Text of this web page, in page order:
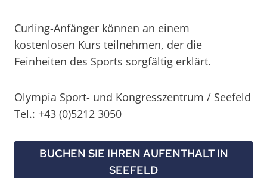
Curling-Anfänger können an einem
kostenlosen Kurs teilnehmen, der die
Feinheiten des Sports sorgfältig erklärt.
Olympia Sport- und Kongresszentrum / Seefeld
Tel.: +43 (0)5212 3050
BUCHEN SIE IHREN AUFENTHALT IN
SEEFELD